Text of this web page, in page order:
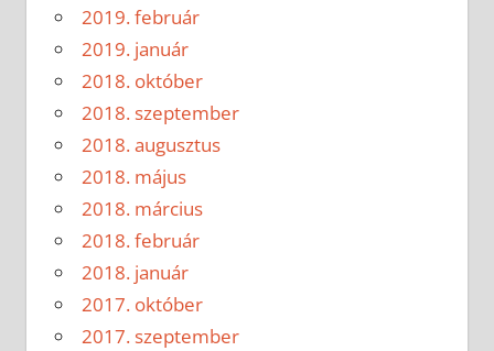
2019. február
2019. január
2018. október
2018. szeptember
2018. augusztus
2018. május
2018. március
2018. február
2018. január
2017. október
2017. szeptember